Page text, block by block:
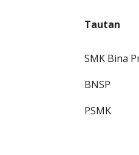
Tautan
SMK Bina
BNSP
PSMK